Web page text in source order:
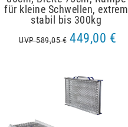
für kleine Schwellen, extrem
stabil bis 300kg
UVP 589,05 € 449,00 €